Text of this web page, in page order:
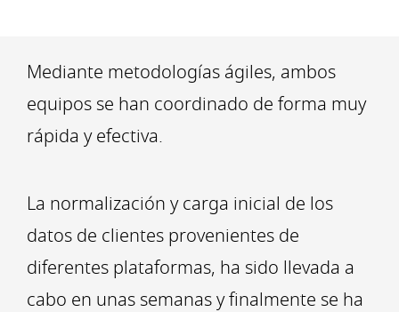
Mediante metodologías ágiles, ambos
equipos se han coordinado de forma muy
rápida y efectiva.
La normalización y carga inicial de los
datos de clientes provenientes de
diferentes plataformas, ha sido llevada a
cabo en unas semanas y finalmente se ha